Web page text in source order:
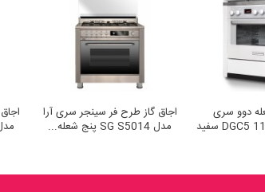
اجاق گاز طرح فر سینجر سری آرا
مدل SG S5014 پنج شعله...
اجاق گاز 5 شعله دوو سری